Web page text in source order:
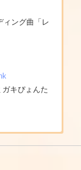
ング曲「レ
キぴょんた